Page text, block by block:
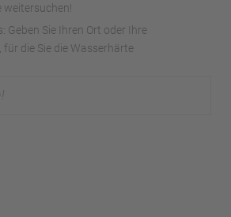
weitersuchen!
Geben Sie Ihren Ort oder Ihre
für die Sie die Wasserhärte